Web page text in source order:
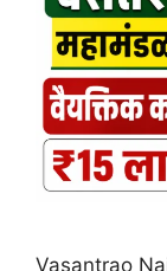
Vasantrao